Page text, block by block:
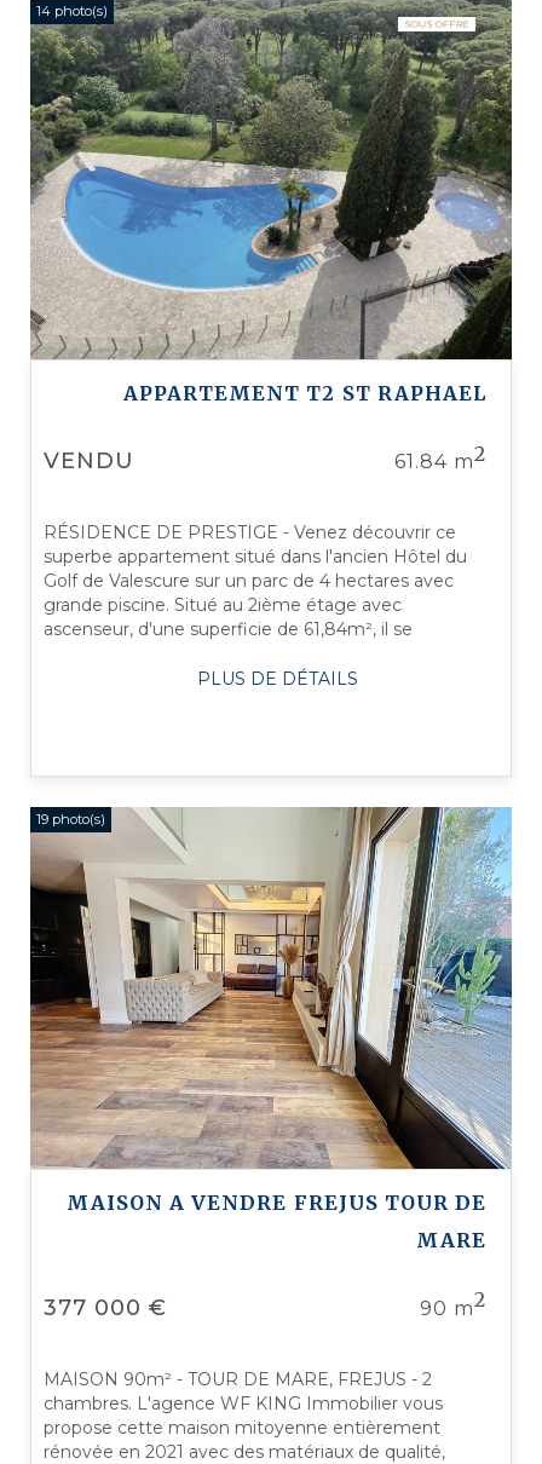
14 photo(s)
APPARTEMENT T2 ST RAPHAEL
61.84 m2
VENDU
RÉSIDENCE DE PRESTIGE - Venez découvrir ce
superbe appartement situé dans l'ancien Hôtel du
Golf de Valescure sur un parc de 4 hectares avec
grande piscine. Situé au 2ième étage avec
ascenseur, d'une superficie de 61,84m², il se
PLUS DE DÉTAILS
19 photo(s)
MAISON A VENDRE FREJUS TOUR DE
MARE
90 m2
377 000 €
MAISON 90m² - TOUR DE MARE, FREJUS - 2
chambres. L'agence WF KING Immobilier vous
propose cette maison mitoyenne entièrement
rénovée en 2021 avec des matériaux de qualité,